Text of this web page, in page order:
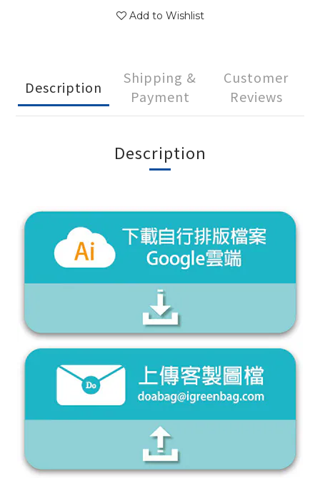
Add to Wishlist
Description
Shipping &
Payment
Customer
Reviews
Description